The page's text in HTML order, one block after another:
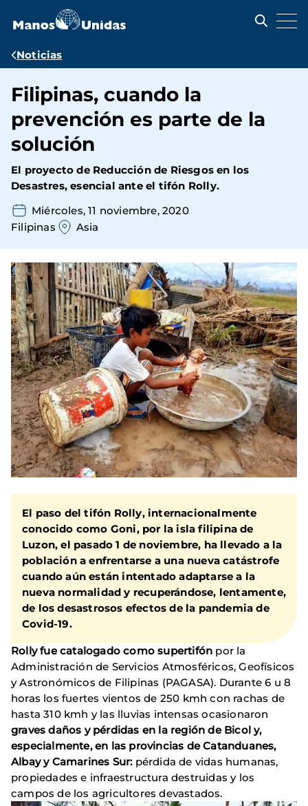
contenido
Ruta
navegación
Noticias
Filipinas, cuando la
prevención es parte de la
solución
El proyecto de Reducción de Riesgos en los
Desastres, esencial ante el tifón Rolly.
Miércoles, 11 noviembre, 2020
Filipinas
Asia
El paso del tifón Rolly, internacionalmente
conocido como Goni, por la isla filipina de
Luzon, el pasado 1 de noviembre, ha llevado a la
población a enfrentarse a una nueva catástrofe
cuando aún están intentado adaptarse a la
nueva normalidad y recuperándose, lentamente,
de los desastrosos efectos de la pandemia de
Covid-19.
Rolly fue catalogado como supertifón por la
Administración de Servicios Atmosféricos, Geofísicos
y Astronómicos de Filipinas (PAGASA). Durante 6 u 8
horas los fuertes vientos de 250 kmh con rachas de
hasta 310 kmh y las lluvias intensas ocasionaron
graves daños y pérdidas en la región de Bicol y,
especialmente, en las provincias de Catanduanes,
Albay y Camarines Sur: pérdida de vidas humanas,
propiedades e infraestructura destruidas y los
campos de los agricultores devastados.